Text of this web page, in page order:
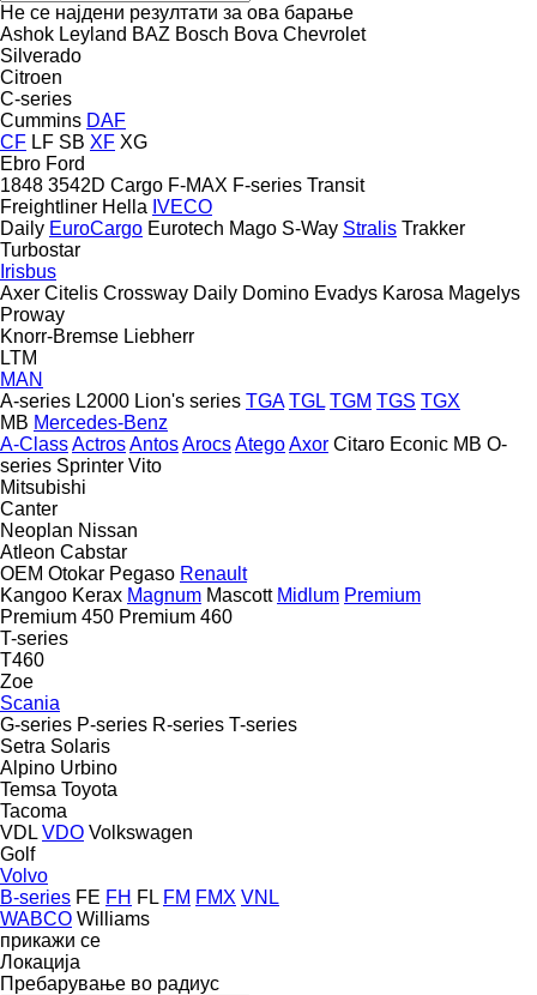
Не се најдени резултати за ова барање
Ashok Leyland BAZ Bosch Bova Chevrolet
Silverado
Citroen
C-series
Cummins DAF
CF LF SB XF XG
Ebro Ford
1848 3542D Cargo F-MAX F-series Transit
Freightliner Hella IVECO
Daily EuroCargo Eurotech Mago S-Way Stralis Trakker
Turbostar
Irisbus
Axer Citelis Crossway Daily Domino Evadys Karosa Magelys
Proway
Knorr-Bremse Liebherr
LTM
MAN
A-series L2000 Lion's series TGA TGL TGM TGS TGX
MB Mercedes-Benz
A-ClassActrosAntosArocsAtegoAxor Citaro Econic MB O-
series Sprinter Vito
Mitsubishi
Canter
Neoplan Nissan
Atleon Cabstar
OEM Otokar Pegaso Renault
Kangoo Kerax Magnum Mascott Midlum Premium
Premium 450 Premium 460
T-series
T460
Zoe
Scania
G-series P-series R-series T-series
Setra Solaris
Alpino Urbino
Temsa Toyota
Tacoma
VDL VDO Volkswagen
Golf
Volvo
B-series FE FH FL FM FMX VNL
WABCO Williams
прикажи се
Локација
Пребарување во радиус